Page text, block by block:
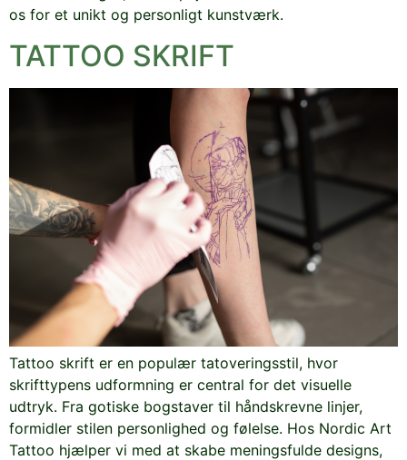
os for et unikt og personligt kunstværk.
TATTOO SKRIFT
Tattoo skrift er en populær tatoveringsstil, hvor
skrifttypens udformning er central for det visuelle
udtryk. Fra gotiske bogstaver til håndskrevne linjer,
formidler stilen personlighed og følelse. Hos Nordic Art
Tattoo hjælper vi med at skabe meningsfulde designs,